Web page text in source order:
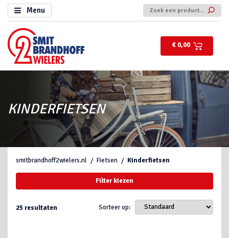
Menu
€ 0,00
KINDERFIETSEN
smitbrandhoff2wielers.nl Fietsen Kinderfietsen
Filter kiezen
25 resultaten Sorteer op: